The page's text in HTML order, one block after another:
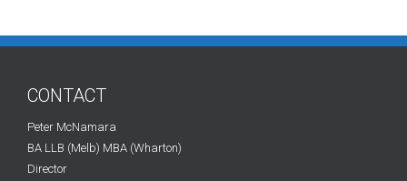
CONTACT
Peter McNamara
BA LLB (Melb) MBA (Wharton)
Director